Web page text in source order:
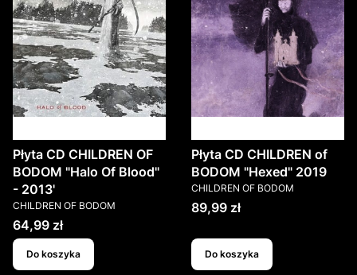
Płyta CD CHILDREN OF
BODOM "Halo Of Blood"
- 2013'
PRODUCENT
CHILDREN OF BODOM
Cena
64,99 zł
Do koszyka
Płyta CD CHILDREN of
BODOM "Hexed" 2019
PRODUCENT
CHILDREN OF BODOM
Cena
89,99 zł
Do koszyka